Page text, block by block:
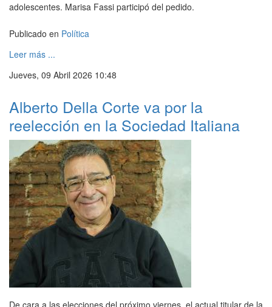
adolescentes. Marisa Fassi participó del pedido.
Publicado en Política
Leer más ...
Jueves, 09 Abril 2026 10:48
Alberto Della Corte va por la
reelección en la Sociedad Italiana
De cara a las elecciones del próximo viernes, el actual titular de la